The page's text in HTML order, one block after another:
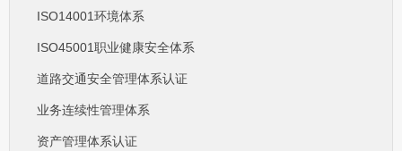
ISO14001环境体系
ISO45001职业健康安全体系
道路交通安全管理体系认证
业务连续性管理体系
资产管理体系认证